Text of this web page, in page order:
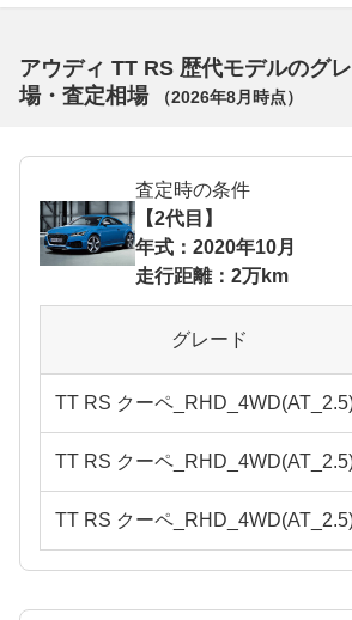
アウディ TT RS 歴代モデルのグ
場・査定相場
（2026年8月 時点）
査定時の条件
【2代目】
年式：2020年10月
走行距離：2万km
グレード
TT RS クーペ
TT RS クーペ
TT RS クーペ